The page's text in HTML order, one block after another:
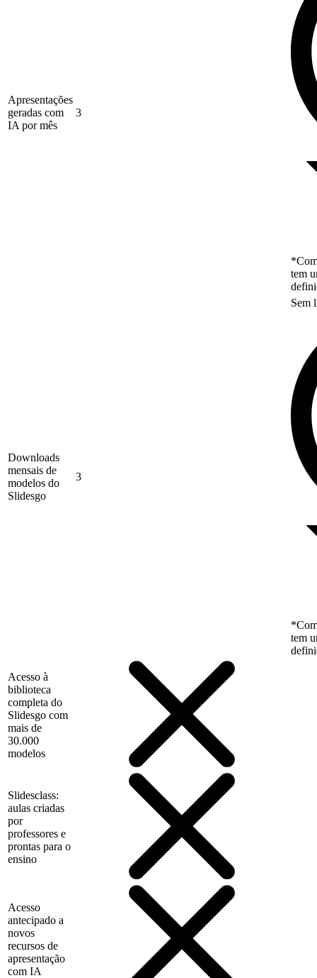
Apresentações
geradas com
IA por mês
3
tem
Downloads
mensais de
modelos do
Slidesgo
3
Sem
tem
Acesso à
biblioteca
completa do
Slidesgo com
mais de
30.000
modelos
Slidesclass:
aulas criadas
por
professores e
prontas para o
ensino
Acesso
antecipado a
novos
recursos de
apresentação
com IA